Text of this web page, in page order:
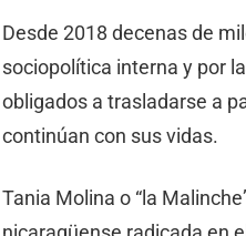
Desde 2018 decenas de
sociopolítica interna y por
obligados a trasladarse a
continúan con sus vidas.
Tania Molina o “la